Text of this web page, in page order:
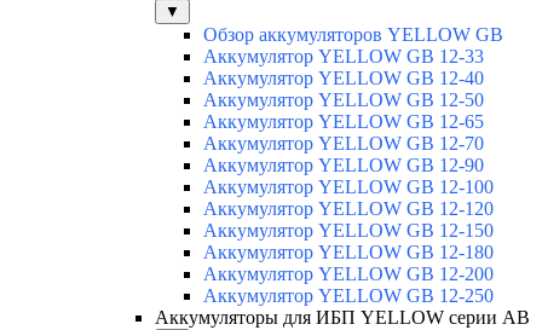
▼
Обзор аккумуляторов YELLOW GB
Аккумулятор YELLOW GB 12-33
Аккумулятор YELLOW GB 12-40
Аккумулятор YELLOW GB 12-50
Аккумулятор YELLOW GB 12-65
Аккумулятор YELLOW GB 12-70
Аккумулятор YELLOW GB 12-90
Аккумулятор YELLOW GB 12-100
Аккумулятор YELLOW GB 12-120
Аккумулятор YELLOW GB 12-150
Аккумулятор YELLOW GB 12-180
Аккумулятор YELLOW GB 12-200
Аккумулятор YELLOW GB 12-250
Аккумуляторы для ИБП YELLOW серии AB